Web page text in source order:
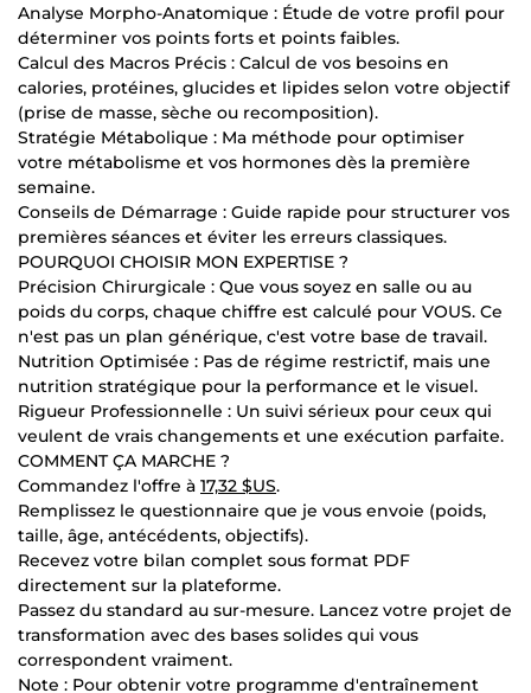
Analyse Morpho-Anatomique : Étude de votre profil pour
déterminer vos points forts et points faibles.
Calcul des Macros Précis : Calcul de vos besoins en
calories, protéines, glucides et lipides selon votre objectif
(prise de masse, sèche ou recomposition).
Stratégie Métabolique : Ma méthode pour optimiser
votre métabolisme et vos hormones dès la première
semaine.
Conseils de Démarrage : Guide rapide pour structurer vos
premières séances et éviter les erreurs classiques.
POURQUOI CHOISIR MON EXPERTISE ?
Précision Chirurgicale : Que vous soyez en salle ou au
poids du corps, chaque chiffre est calculé pour VOUS. Ce
n'est pas un plan générique, c'est votre base de travail.
Nutrition Optimisée : Pas de régime restrictif, mais une
nutrition stratégique pour la performance et le visuel.
Rigueur Professionnelle : Un suivi sérieux pour ceux qui
veulent de vrais changements et une exécution parfaite.
COMMENT ÇA MARCHE ?
Commandez l'offre à 17,32 $US.
Remplissez le questionnaire que je vous envoie (poids,
taille, âge, antécédents, objectifs).
Recevez votre bilan complet sous format PDF
directement sur la plateforme.
Passez du standard au sur-mesure. Lancez votre projet de
transformation avec des bases solides qui vous
correspondent vraiment.
Note : Pour obtenir votre programme d'entraînement